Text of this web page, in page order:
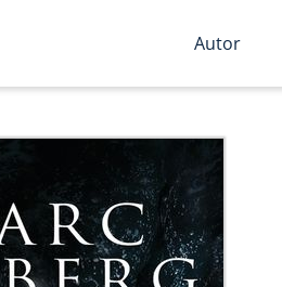
Autor